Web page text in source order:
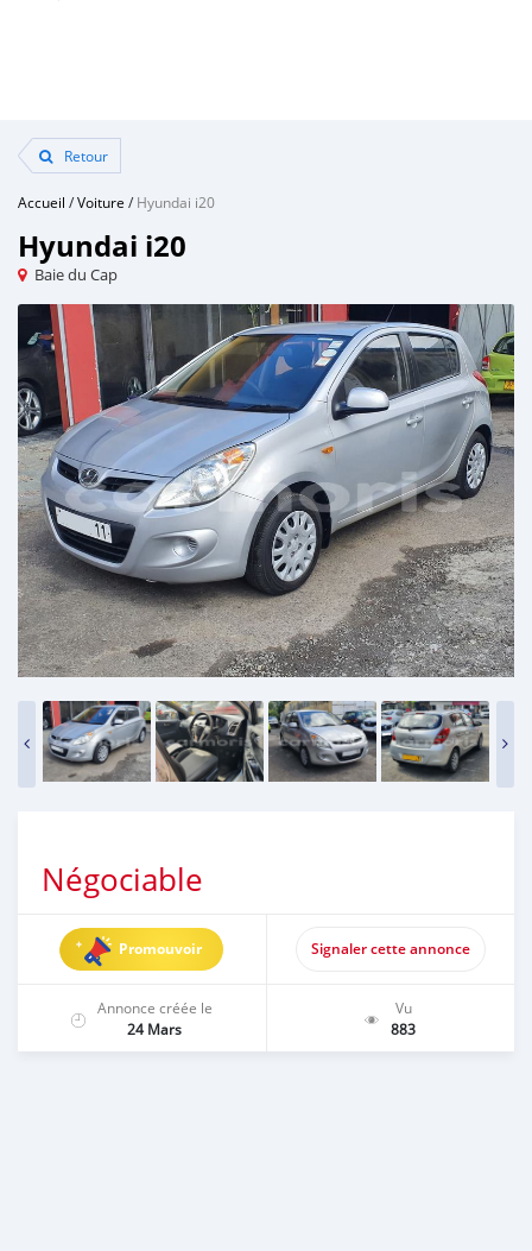
Retour
Accueil /Voiture /Hyundai i20
Hyundai i20
Baie du Cap
Négociable
Promouvoir Signaler cette annonce
Annonce créée le
24 Mars
Vu
883